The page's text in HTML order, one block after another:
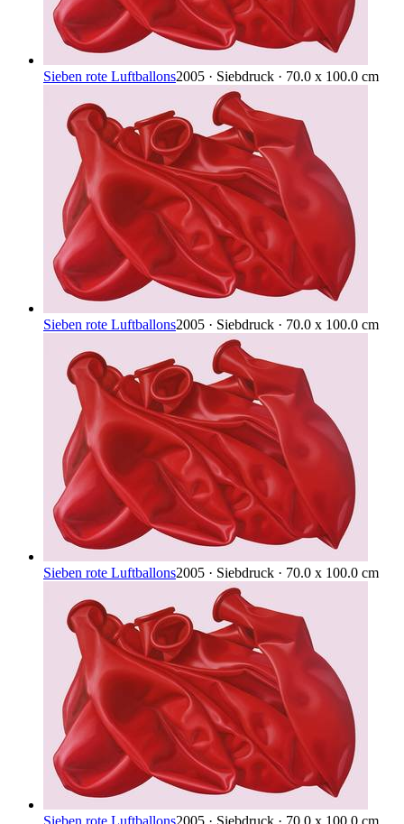
Sieben rote Luftballons2005 · Siebdruck · 70.0 x 100.0 cm
Sieben rote Luftballons2005 · Siebdruck · 70.0 x 100.0 cm
Sieben rote Luftballons2005 · Siebdruck · 70.0 x 100.0 cm
Sieben rote Luftballons2005 · Siebdruck · 70.0 x 100.0 cm